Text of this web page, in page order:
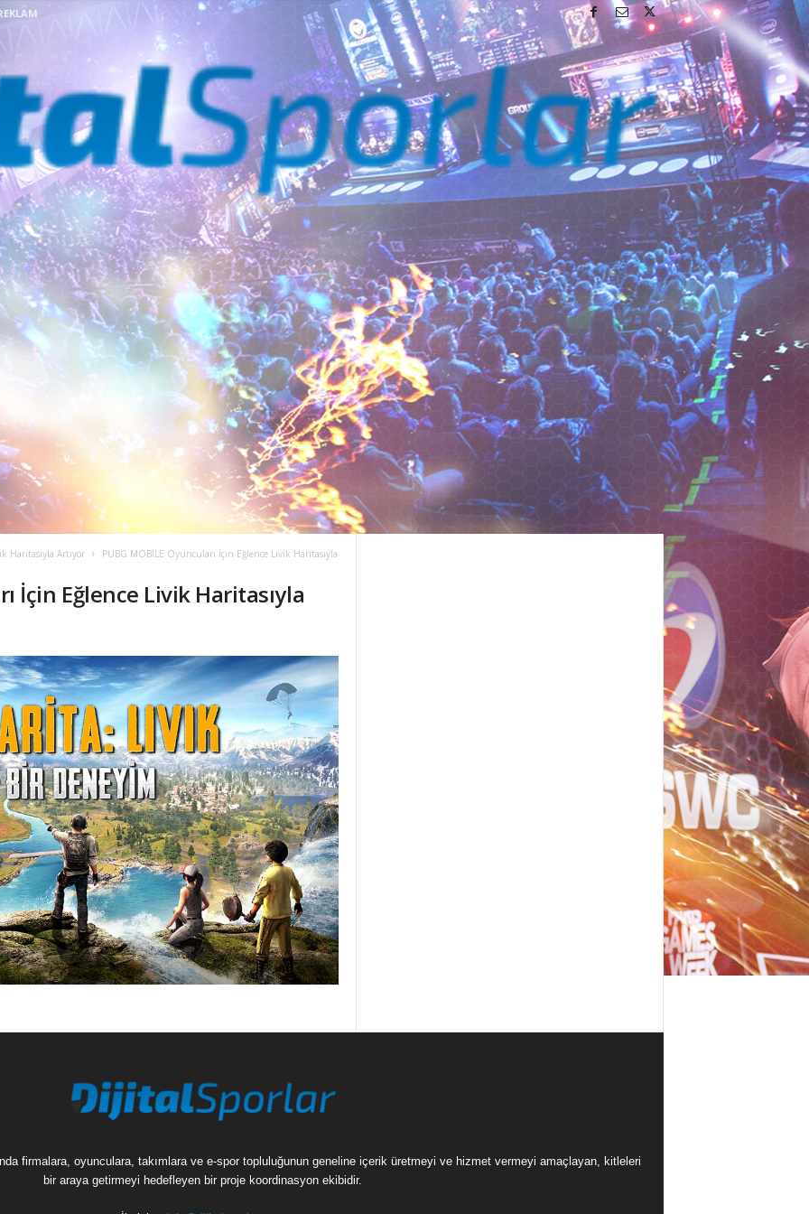
Haritasıyla Artıyor
PUBG MOBILE Oyuncuları İçin Eğlence Livik Haritasıyla
İçin Eğlence Livik Haritasıyla
firmalara, oyunculara, takımlara ve e-spor topluluğunun geneline içerik üretmeyi ve hizmet vermeyi amaçlayan, kitleleri
bir araya getirmeyi hedefleyen bir proje koordinasyon ekibidir.